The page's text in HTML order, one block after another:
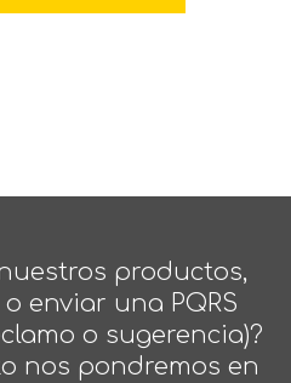
productos,
enviar una PQRS
o sugerencia)?
nos pondremos en